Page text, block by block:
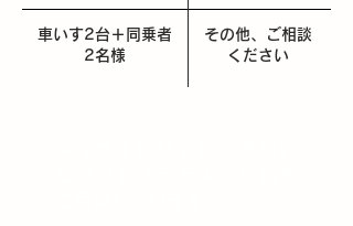
車いす2台＋同乗者
2名様
その他、ご相談
ください